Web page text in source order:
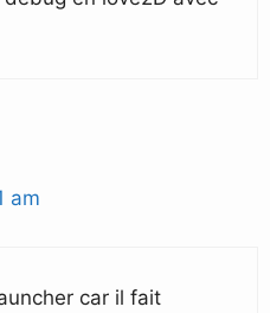
am
car il fait